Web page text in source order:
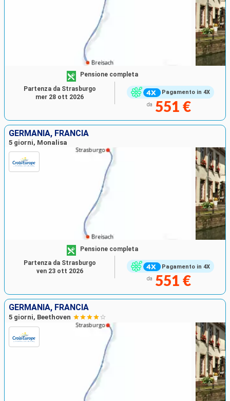
Pagamento in 4X
Pensione completa
da 551 €
Partenza da Strasburgo
mer 28 ott 2026
GERMANIA, FRANCIA
5 giorni, Monalisa
Pagamento in 4X
Pensione completa
da 551 €
Partenza da Strasburgo
ven 23 ott 2026
GERMANIA, FRANCIA
5 giorni, Beethoven